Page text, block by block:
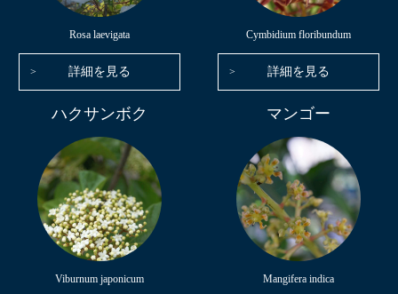
Rosa laevigata
詳細を見る
Cymbidium floribundum
詳細を見る
ハクサンボク
Viburnum japonicum
マンゴー
Mangifera indica